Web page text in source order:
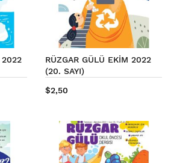
2022
RÜZGAR GÜLÜ EKİM 2022
(20. SAYI)
$2,50